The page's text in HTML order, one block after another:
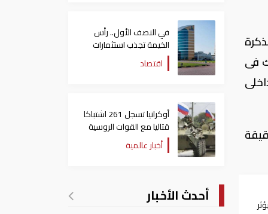
فى
في النصف الأول.. رأس
الخيمة تجذب استثمارات
تتجاوز 771 مليون درهماقتصاد
أوكرانيا تسجل 261 اشتباكا
قتاليا مع القوات الروسية
أخبار عالمية
أحدث الأخبار